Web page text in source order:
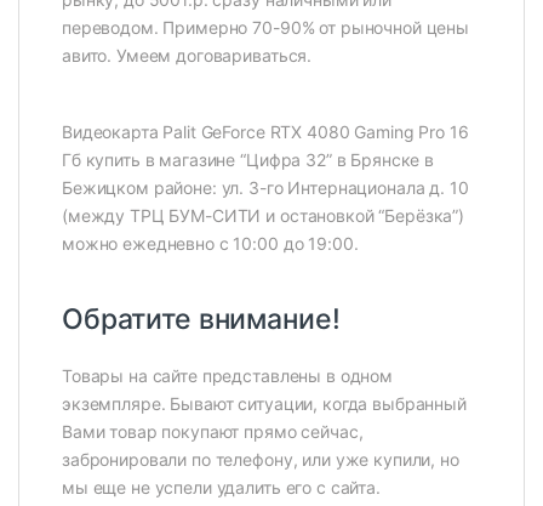
переводом. Примерно 70-90% от рыночной цены
авито. Умеем договариваться.
Видеокарта Palit GeForce RTX 4080 Gaming Pro 16
Гб купить в магазине “Цифра 32” в Брянске в
Бежицком районе: ул. 3-го Интернационала д. 10
(между ТРЦ БУМ-СИТИ и остановкой “Берёзка”)
можно ежедневно с 10:00 до 19:00.
Обратите внимание!
Товары на сайте представлены в одном
экземпляре. Бывают ситуации, когда выбранный
Вами товар покупают прямо сейчас,
забронировали по телефону, или уже купили, но
мы еще не успели удалить его с сайта.